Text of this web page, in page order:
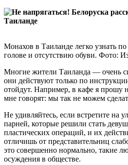
Монахов в Таиланде легко узнать
голове и отсутствию обуви. Фото:
Многие жители Таиланда — очень
они действуют только по
отойдут. Например, в кафе я прошу
мне говорят: мы так не можем
Не удивляйтесь, если встретите на
парней, которые решили стать
пластических операций, и их
отличишь от представительниц
это совершенно нормально, такие
осуждения в обществе.